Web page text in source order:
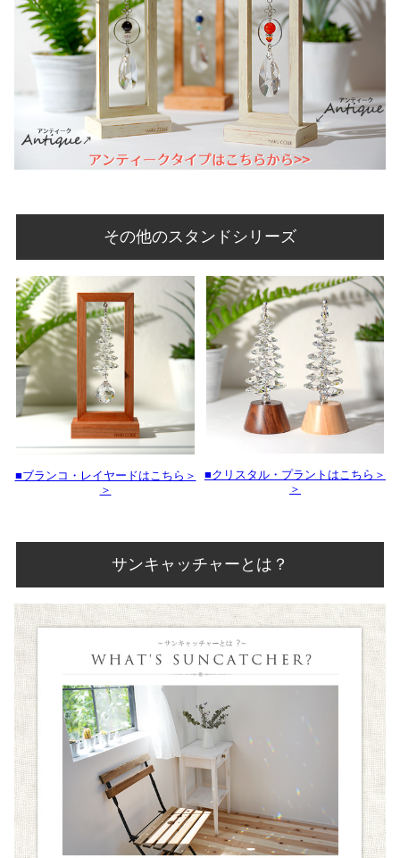
その他のスタンドシリーズ
■ブランコ・レイヤードはこちら＞
＞
■クリスタル・プラントはこちら＞
＞
サンキャッチャーとは？